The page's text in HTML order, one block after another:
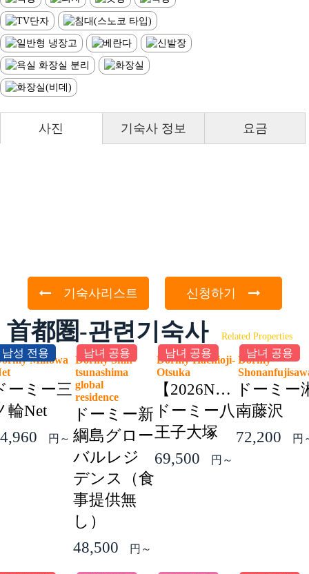
사진 기숙사 정보 요금
기숙사리스트 신청하기
首都圏-관련기숙사 Related Properties
남성 전용
Minowa
ーミー三
輪Net
円～
남녀 공용
Dormy Shin-
tsunashima
global
residence
ドーミー新
綱島グロー
バルレジ
デンス（食
事提供無
し）
48,500
円～
남녀 공용
Dormy Hachioji-
Otsuka
【2026NEW】
ドーミー八
王子大塚
69,500
円～
남녀 공용
Dormy
ドーミー
南藤沢
72,200
円